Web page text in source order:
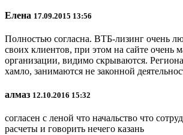
Елена 17.09.2015 13:56
Полностью согласна. ВТБ-лизинг очень
своих клиентов, при этом на сайте очень
организации, видимо скрываются.
хамло, занимаются не законной
алмаз 12.10.2016 15:32
согласен с леной что начальство что
расчеты и говорить нечего казань